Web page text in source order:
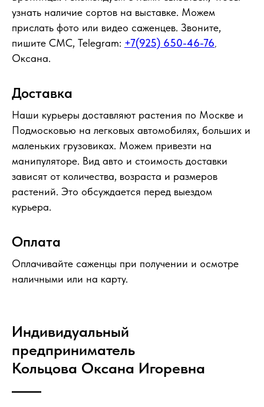
узнать наличие сортов на выставке. Можем
прислать фото или видео саженцев. Звоните,
пишите СМС, Telegram: +7(925) 650-46-76,
Оксана.
Доставка
Наши курьеры доставляют растения по Москве и
Подмосковью на легковых автомобилях, больших и
маленьких грузовиках. Можем привезти на
манипуляторе. Вид авто и стоимость доставки
зависят от количества, возраста и размеров
растений. Это обсуждается перед выездом
курьера.
Оплата
Оплачивайте саженцы при получении и осмотре
наличными или на карту.
Индивидуальный
предприниматель
Кольцова Оксана Игоревна